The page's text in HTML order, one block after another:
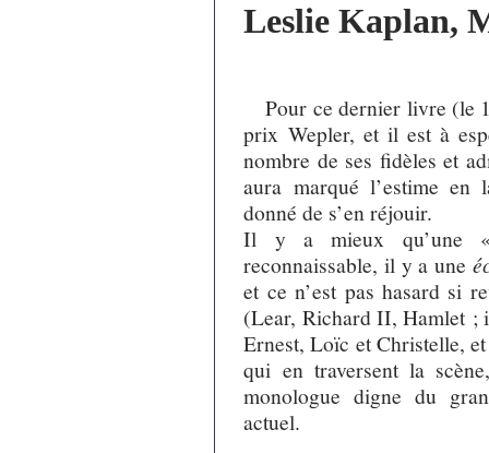
Leslie Kaplan,
Pour ce dernier livre (le
prix Wepler, et il est à
nombre de ses fidèles et
aura marqué l’estime en
donné de s’en réjouir.
Il y a mieux qu’une
reconnaissable, il y a une
et ce n’est pas hasard si
(Lear, Richard II, Hamlet ;
Ernest, Loïc et Christelle,
qui en traversent la
monologue digne du
actuel.